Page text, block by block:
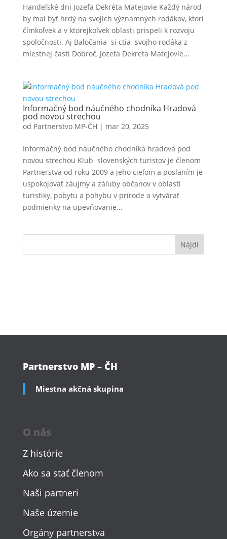
Handeľské dni Jozefa Dekréta Matejovie Každý národ
by mal byť hrdý na svojich významných rodákov, ktorí
čímkoľvek a v ktorejkoľvek oblasti prispeli k rozvo­ju
spoločnosti. Aj Baločania si ctia svojho ro­dáka z
miestnej časti Dobroč, Jozefa Dekreta Matejovie...
Informačný bod náučného chodníka Hradová
pod novou strechou
od Partnerstvo MP-ČH | mar 20, 2025
Informačný bod náučného chodnika hradová pod
novou strechou Klub slovenských turistov je členom
Partnerstva od roku 2009 a jeho cieľom a poslaním je
uspokojovať záujmy a záľuby občanov v oblasti
turistiky, pobytu a pohybu v prírode a vytvárať
podmienky na upevňovanie...
Partnerstvo MP – ČH
Miestna akčná skupina
O nás
Z histórie
Ako sa stať členom
Naši partneri
Naše územie
Orgány partnerstva